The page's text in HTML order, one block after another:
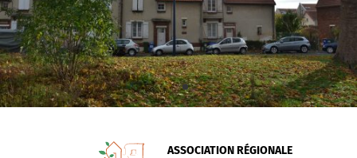
ASSOCIATION RÉGIONALE